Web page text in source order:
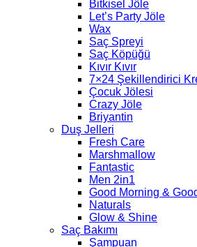
Bitkisel Jöle
Let’s Party Jöle
Wax
Saç Spreyi
Saç Köpüğü
Kıvır Kıvır
7×24 Şekillendirici
Çocuk Jölesi
Crazy Jöle
Briyantin
Duş Jelleri
Fresh Care
Marshmallow
Fantastic
Men 2in1
Good Morning &
Naturals
Glow & Shine
Saç Bakımı
Şampuan